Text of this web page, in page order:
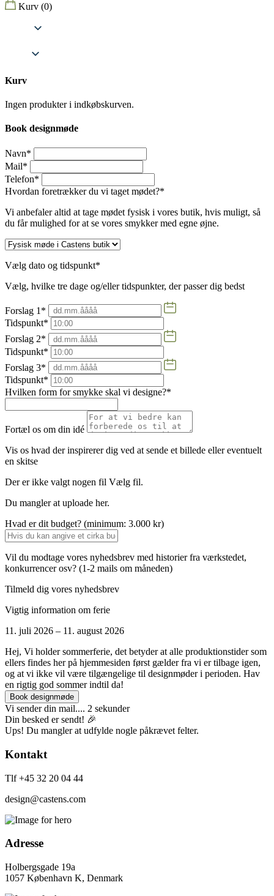
Kurv (0)
Kurv
Ingen produkter i indkøbskurven.
Book designmøde
Navn*
Mail*
Telefon*
Hvordan foretrækker du vi taget mødet?*
Vi anbefaler altid at tage mødet fysisk i vores butik, hvis muligt, så
du får mulighed for at se vores smykker med egne øjne.
Vælg dato og tidspunkt*
Vælg, hvilke tre dage og/eller tidspunkter, der passer dig bedst
Forslag 1*
Tidspunkt*
Forslag 2*
Tidspunkt*
Forslag 3*
Tidspunkt*
Hvilken form for smykke skal vi designe?*
Fortæl os om din idé
Vis os hvad der inspirerer dig ved at sende et billede eller eventuelt
en skitse
Der er ikke valgt nogen fil Vælg fil.
Du mangler at uploade her.
Hvad er dit budget? (minimum: 3.000 kr)
Vil du modtage vores nyhedsbrev med historier fra værkstedet,
konkurrencer osv? (1-2 mails om måneden)
Tilmeld dig vores nyhedsbrev
Vigtig information om ferie
11. juli 2026 – 11. august 2026
Hej, Vi holder sommerferie, det betyder at alle produktionstider som
ellers findes her på hjemmesiden først gælder fra vi er tilbage igen,
og at vi ikke vil være tilgængelige til designmøder i perioden. Hav
en rigtig god sommer indtil da!
Vi sender din mail.... 2 sekunder
Din besked er sendt! 🎉
Ups! Du mangler at udfylde nogle påkrævet felter.
Kontakt
Tlf +45 32 20 04 44
design@castens.com
Adresse
Holbergsgade 19a
1057 København K, Denmark